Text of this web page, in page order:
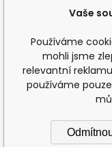
Vaše
Používáme
mohli jsme
relevantní
používáme